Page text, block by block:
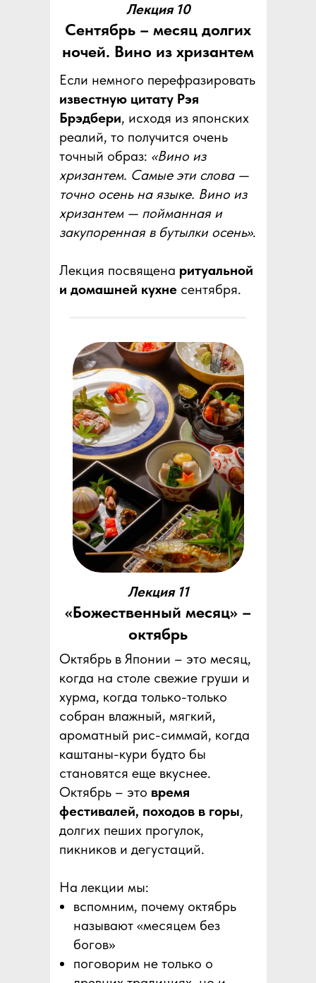
Сентябрь – месяц долгих
ночей. Вино из хризантем
Если немного перефразировать
известную цитату Рэя
Брэдбери, исходя из японских
реалий, то получится очень
точный образ: «Вино из
хризантем. Самые эти слова —
точно осень на языке. Вино из
хризантем — пойманная и
закупоренная в бутылки осень».
Лекция посвящена ритуальной
и домашней кухне сентября.
Лекция 11
«Божественный месяц» –
октябрь
Октябрь в Японии – это месяц,
когда на столе свежие груши и
хурма, когда только-только
собран влажный, мягкий,
ароматный рис-симмай, когда
каштаны-кури будто бы
становятся еще вкуснее.
Октябрь – это время
фестивалей, походов в горы,
долгих пеших прогулок,
пикников и дегустаций.
На лекции мы:
вспомним, почему октябрь
называют «месяцем без
богов»
поговорим не только о
Лекция 10